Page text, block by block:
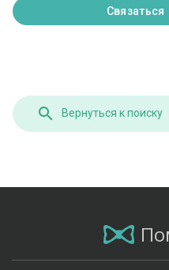
Вернуться к поиску